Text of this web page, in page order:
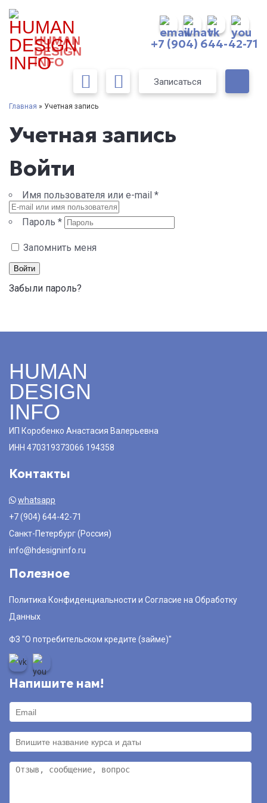
HUMAN
DESIGN
INFO
+7 (904) 644-42-71
Записаться
Главная » Учетная запись
Учетная запись
Войти
Имя пользователя или e-mail *
Пароль *
Запомнить меня
Войти
Забыли пароль?
HUMAN
DESIGN
INFO
ИП Коробенко Анастасия Валерьевна
ИНН 470319373066 194358
Контакты
whatsapp
+7 (904) 644-42-71
Санкт-Петербург (Россия)
info@hdesigninfo.ru
Полезное
Политика Конфиденциальности и Согласие на Обработку
Данных
ФЗ "О потребительском кредите (займе)"
Напишите нам!